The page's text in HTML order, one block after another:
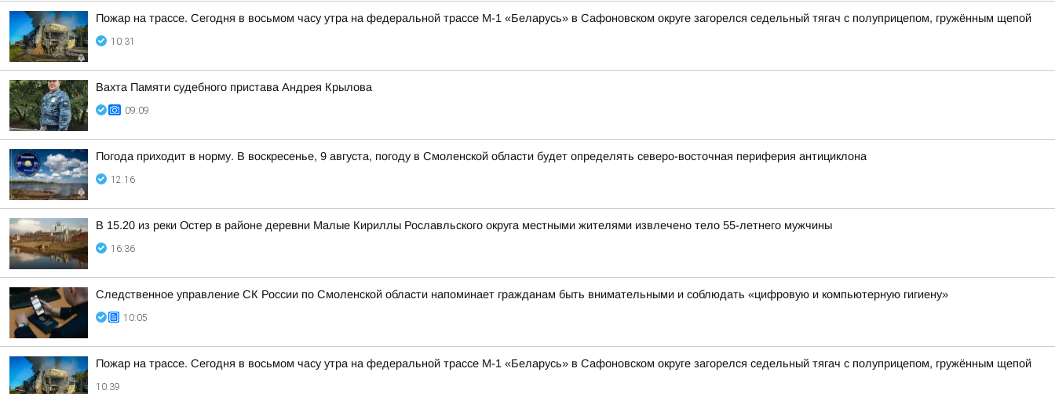
Пожар на трассе. Сегодня в восьмом часу утра на федеральной трассе М-1 «Беларусь» в Сафоновском округе загорелся седельный тягач с полуприцепом, гружённым щепой
10:31
Вахта Памяти судебного пристава Андрея Крылова
09:09
Погода приходит в норму. В воскресенье, 9 августа, погоду в Смоленской области будет определять северо-восточная периферия антициклона
12:16
В 15.20 из реки Остер в районе деревни Малые Кириллы Рославльского округа местными жителями извлечено тело 55-летнего мужчины
16:36
Следственное управление СК России по Смоленской области напоминает гражданам быть внимательными и соблюдать «цифровую и компьютерную гигиену»
10:05
Пожар на трассе. Сегодня в восьмом часу утра на федеральной трассе М-1 «Беларусь» в Сафоновском округе загорелся седельный тягач с полуприцепом, гружённым щепой
10:39